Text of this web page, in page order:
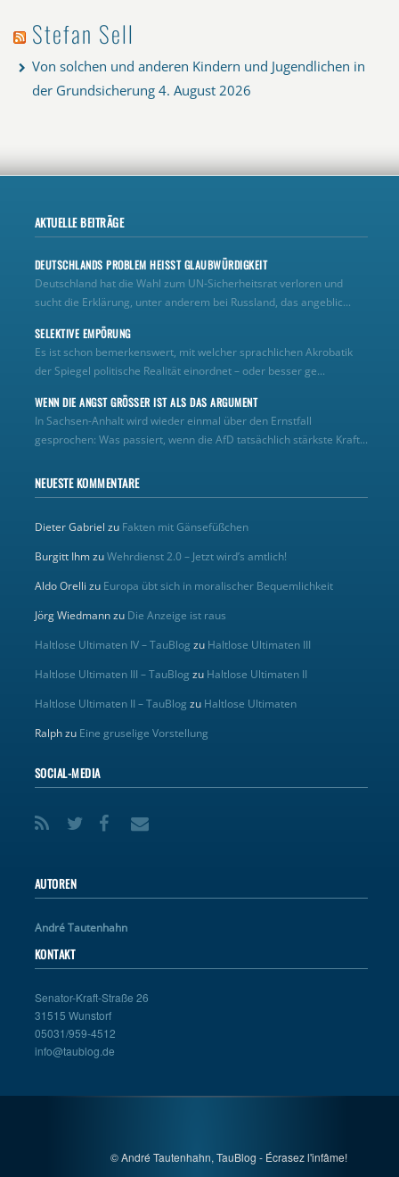
Stefan Sell
Von solchen und anderen Kindern und Jugendlichen in
der Grundsicherung 4. August 2026
AKTUELLE BEITRÄGE
DEUTSCHLANDS PROBLEM HEISST GLAUBWÜRDIGKEIT
Deutschland hat die Wahl zum UN‑Sicherheitsrat verloren und
sucht die Erklärung, unter anderem bei Russland, das angeblic...
SELEKTIVE EMPÖRUNG
Es ist schon bemerkenswert, mit welcher sprachlichen Akrobatik
der Spiegel politische Realität einordnet – oder besser ge...
WENN DIE ANGST GRÖSSER IST ALS DAS ARGUMENT
In Sachsen-Anhalt wird wieder einmal über den Ernstfall
gesprochen: Was passiert, wenn die AfD tatsächlich stärkste Kraft...
NEUESTE KOMMENTARE
Dieter Gabriel zu Fakten mit Gänsefüßchen
Burgitt IhmzuWehrdienst 2.0 – Jetzt wird’s amtlich!
Aldo Orelli zu Europa übt sich in moralischer Bequemlichkeit
Jörg Wiedmannzu Die Anzeige ist raus
Haltlose Ultimaten IV – TauBlog zu Haltlose Ultimaten III
Haltlose Ultimaten III – TauBlog zu Haltlose Ultimaten II
Haltlose Ultimaten II – TauBlog zu Haltlose Ultimaten
Ralphzu Eine gruselige Vorstellung
SOCIAL-MEDIA
AUTOREN
André Tautenhahn
KONTAKT
Senator-Kraft-Straße 26
31515 Wunstorf
05031/959-4512
info@taublog.de
© André Tautenhahn, TauBlog - Écrasez l'infâme!